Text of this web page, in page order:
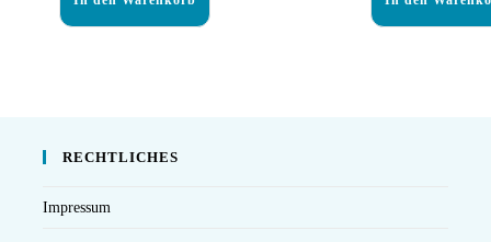
RECHTLICHES
Impressum